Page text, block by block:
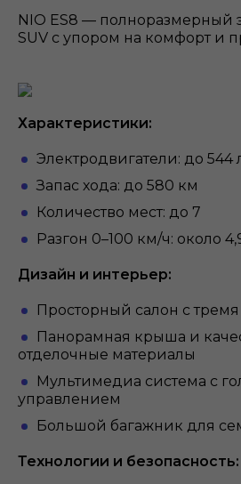
NIO ES8 — полноразмерный
SUV с упором на комфорт и
Характеристики:
Электродвигатели: до 544
Запас хода: до 580 км
Количество мест: до 7
Разгон 0–100 км/ч: около
Дизайн и интерьер:
Просторный салон с
Панорамная крыша и
отделочные материалы
Мультимедиа система с
управлением
Большой багажник для
Технологии и безопасность: